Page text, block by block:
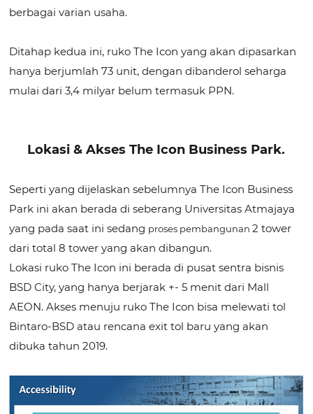
berbagai varian usaha.
Ditahap kedua ini, ruko The Icon yang akan dipasarkan
hanya berjumlah 73 unit, dengan dibanderol seharga
mulai dari 3,4 milyar belum termasuk PPN.
Lokasi & Akses The Icon Business Park.
Seperti yang dijelaskan sebelumnya The Icon Business
Park ini akan berada di seberang Universitas Atmajaya
yang pada saat ini sedang proses pembangunan2 tower
dari total 8 tower yang akan dibangun.
Lokasi ruko The Icon ini berada di pusat sentra bisnis
BSD City, yang hanya berjarak +- 5 menit dari Mall
AEON. Akses menuju ruko The Icon bisa melewati tol
Bintaro-BSD atau rencana exit tol baru yang akan
dibuka tahun 2019.